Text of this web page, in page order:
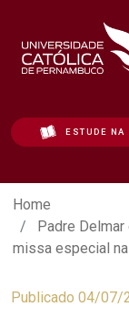
ESTUDE NA
Padre
Home
Padre
missa especial
Publicado 04/07/